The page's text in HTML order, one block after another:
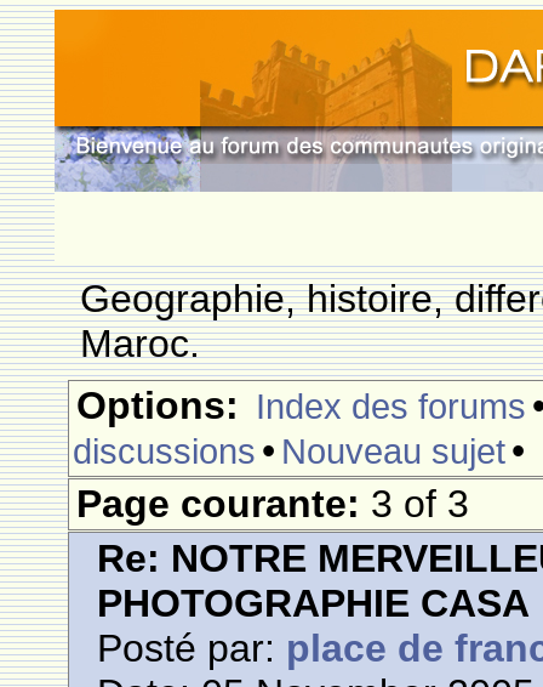
Geographie, histoire,
Maroc.
Options: Index des forums
discussions • Nouveau sujet•
Page courante: 3 of 3
Re: NOTRE
PHOTOGRAPHIE CASA
Posté par: place de